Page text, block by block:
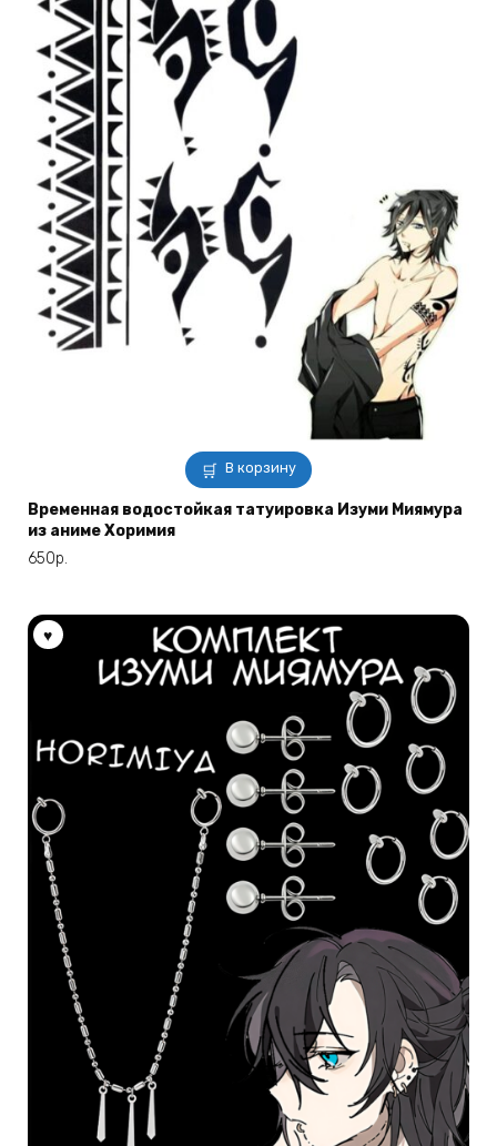
В корзину
Временная водостойкая татуировка Изуми Миямура
из аниме Хоримия
650р.